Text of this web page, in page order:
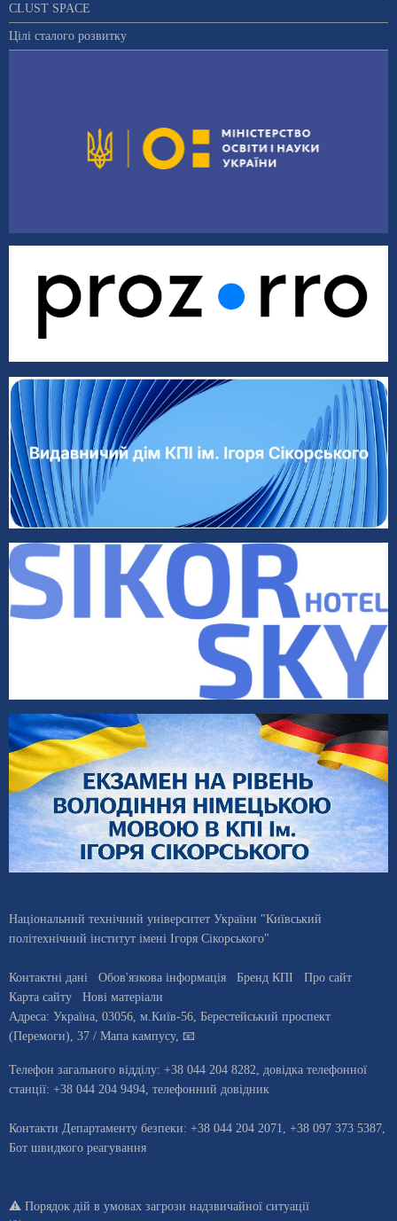
CLUST SPACE
Цілі сталого розвитку
Національний технічний університет України "Київський
політехнічний інститут імені Ігоря Сікорського"
Контактні дані Обов'язкова інформація Бренд КПІ
Про сайт
Карта сайту
Нові матеріали
Адреса: Україна 03056 , м. Київ-56, Берестейський проспект
(Перемоги), 37 / Мапа кампусу, 📧
Телефон загального відділу: +38 044 204 8282, довiдка телефонної
станцiї: +38 044 204 9494, телефонний довідник
Контакти Департаменту безпеки: +38 044 204 2071, +38 097 373 5387,
Бот швидкого реагування
⚠️ Порядок дій в умовах загрози надзвичайної ситуації